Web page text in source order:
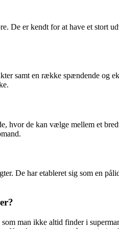
De er kendt for at have et stort
samt en række spændende og
hvor de kan vælge mellem et
De har etableret sig som en
man ikke altid finder i